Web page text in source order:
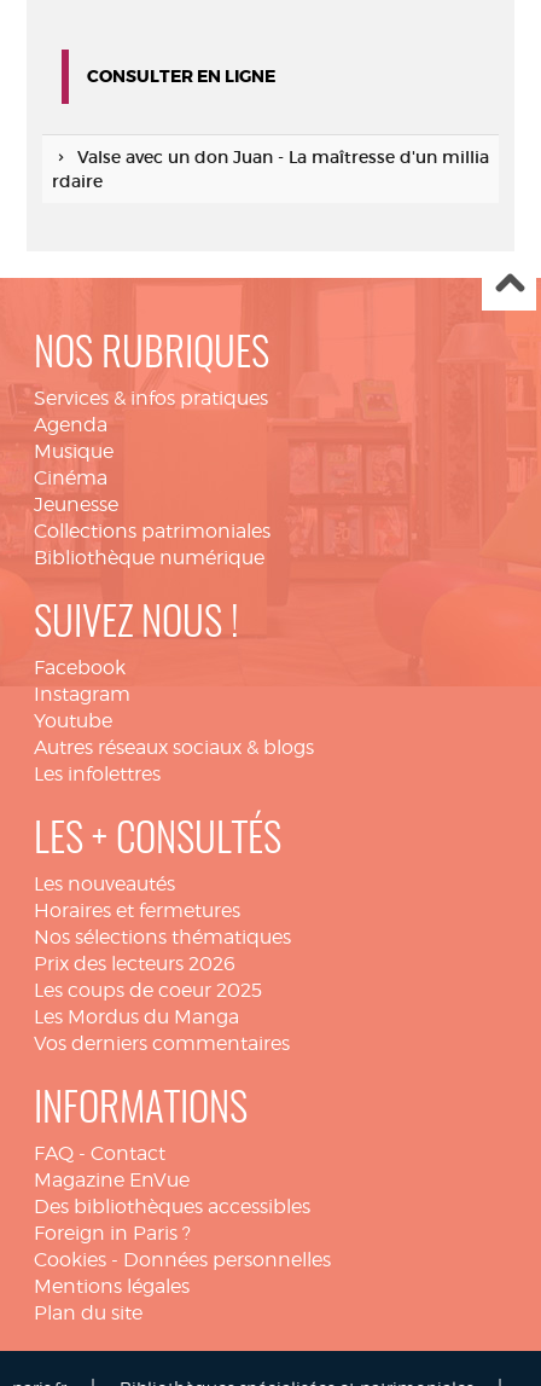
CONSULTER EN LIGNE
Valse avec un don Juan - La maîtresse d'un millia
rdaire
NOS RUBRIQUES
Services & infos pratiques
Agenda
Musique
Cinéma
Jeunesse
Collections patrimoniales
Bibliothèque numérique
SUIVEZ NOUS !
Facebook
Instagram
Youtube
Autres réseaux sociaux & blogs
Les infolettres
LES + CONSULTÉS
Les nouveautés
Horaires et fermetures
Nos sélections thématiques
Prix des lecteurs 2026
Les coups de coeur 2025
Les Mordus du Manga
Vos derniers commentaires
INFORMATIONS
FAQ - Contact
Magazine EnVue
Des bibliothèques accessibles
Foreign in Paris ?
Cookies - Données personnelles
Mentions légales
Plan du site